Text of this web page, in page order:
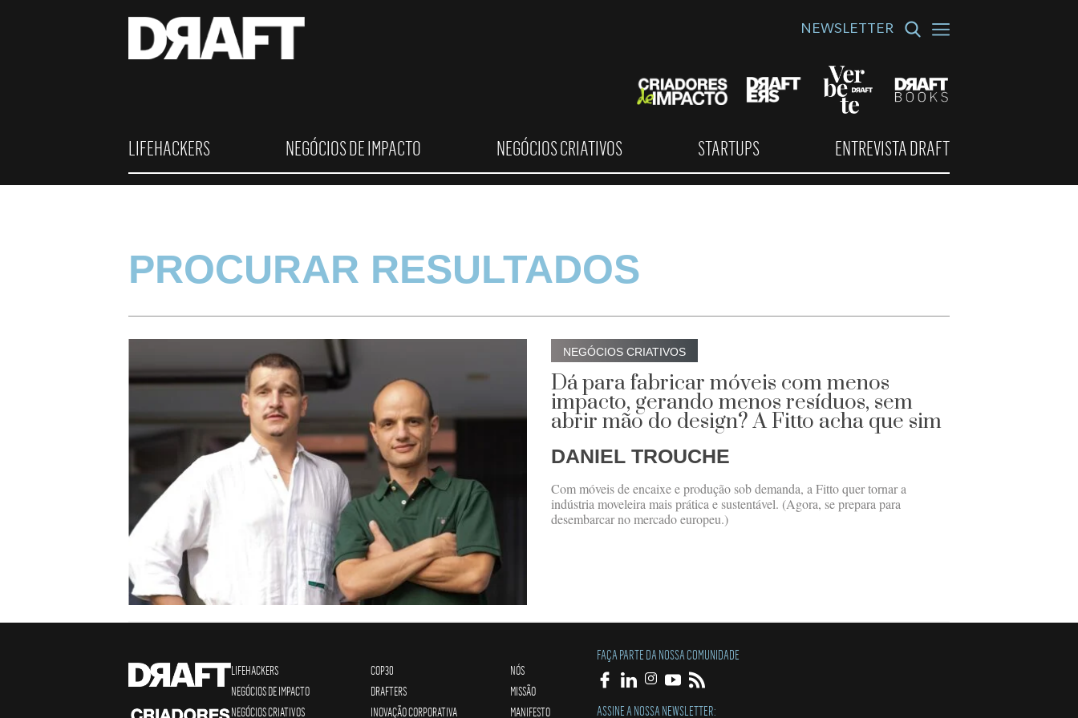
NEWSLETTER
LIFEHACKERS NEGÓCIOS DE IMPACTO NEGÓCIOS CRIATIVOS STARTUPS ENTREVISTA DRAFT
PROCURAR RESULTADOS
NEGÓCIOS CRIATIVOS
Dá para fabricar móveis com menos
impacto, gerando menos resíduos, sem
abrir mão do design? A Fitto acha que sim
DANIEL TROUCHE
Com móveis de encaixe e produção sob demanda, a Fitto quer tornar a
indústria moveleira mais prática e sustentável. (Agora, se prepara para
desembarcar no mercado europeu.)
LIFEHACKERS
NEGÓCIOS DE IMPACTO
NEGÓCIOS CRIATIVOS
COP30
DRAFTERS
INOVAÇÃO CORPORATIVA
NÓS
MISSÃO
MANIFESTO
FAÇA PARTE DA NOSSA COMUNIDADE
ASSINE A NOSSA NEWSLETTER: